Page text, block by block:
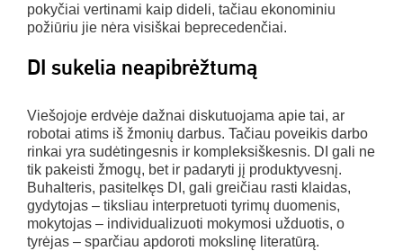
pokyčiai vertinami kaip dideli, tačiau ekonominiu
požiūriu jie nėra visiškai beprecedenčiai.
DI sukelia neapibrėžtumą
Viešojoje erdvėje dažnai diskutuojama apie tai, ar
robotai atims iš žmonių darbus. Tačiau poveikis darbo
rinkai yra sudėtingesnis ir kompleksiškesnis. DI gali ne
tik pakeisti žmogų, bet ir padaryti jį produktyvesnį.
Buhalteris, pasitelkęs DI, gali greičiau rasti klaidas,
gydytojas – tiksliau interpretuoti tyrimų duomenis,
mokytojas – individualizuoti mokymosi užduotis, o
tyrėjas – sparčiau apdoroti mokslinę literatūrą.